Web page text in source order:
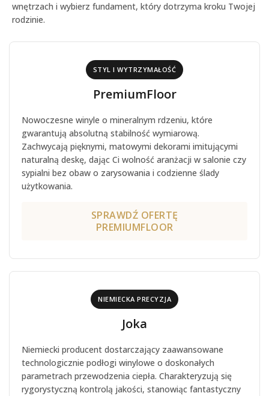
wnętrzach i wybierz fundament, który dotrzyma kroku Twojej
rodzinie.
STYL I WYTRZYMAŁOŚĆ
PremiumFloor
Nowoczesne winyle o mineralnym rdzeniu, które
gwarantują absolutną stabilność wymiarową.
Zachwycają pięknymi, matowymi dekorami imitującymi
naturalną deskę, dając Ci wolność aranżacji w salonie czy
sypialni bez obaw o zarysowania i codzienne ślady
użytkowania.
SPRAWDŹ OFERTĘ
PREMIUMFLOOR
NIEMIECKA PRECYZJA
Joka
Niemiecki producent dostarczający zaawansowane
technologicznie podłogi winylowe o doskonałych
parametrach przewodzenia ciepła. Charakteryzują się
rygorystyczną kontrolą jakości, stanowiąc fantastyczny